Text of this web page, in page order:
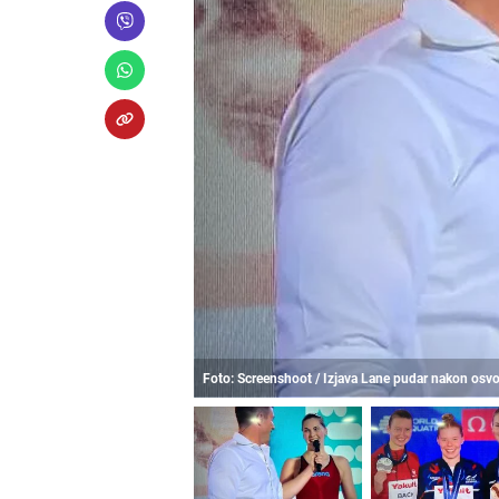
Foto: Screenshoot / Izjava Lane pudar nakon